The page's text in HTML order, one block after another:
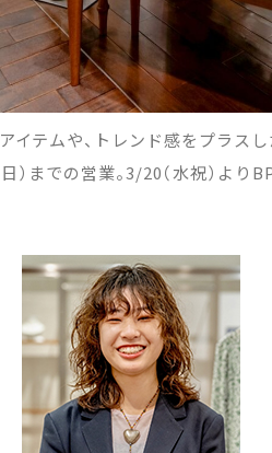
テムや、トレンド感をプラス
までの営業。3/20（水祝）より